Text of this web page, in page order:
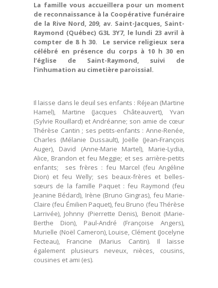
La famille vous accueillera pour un moment
de reconnaissance à la Coopérative funéraire
de la Rive Nord, 209, av. Saint-Jacques, Saint-
Raymond (Québec) G3L 3Y7, le lundi 23 avril à
compter de 8 h 30. Le service religieux sera
célébré en présence du corps à 10 h 30 en
l’église de Saint-Raymond, suivi de
l’inhumation au cimetière paroissial.
Il laisse dans le deuil ses enfants : Réjean (Martine
Hamel), Martine (Jacques Châteauvert), Yvan
(Sylvie Rouillard) et Andréanne; son amie de cœur
Thérèse Cantin ; ses petits-enfants : Anne-Renée,
Charles (Mélanie Dussault), Joëlle (Jean-François
Auger), David (Anne-Marie Martel), Marie-Lydia,
Alice, Brandon et feu Meggie; et ses arrière-petits
enfants; ses frères : feu Marcel (feu Angéline
Dion) et feu Welly; ses beaux-frères et belles-
sœurs de la famille Paquet : feu Raymond (feu
Jeanine Bédard), Irène (Bruno Gingras), feu Marie-
Claire (feu Émilien Paquet), feu Bruno (feu Thérèse
Larrivée), Johnny (Pierrette Denis), Benoit (Marie-
Berthe Dion), Paul-André (Françoise Angers),
Murielle (Noël Cameron), Louise, Clément (Jocelyne
Fecteau), Francine (Marius Cantin). Il laisse
également plusieurs neveux, nièces, cousins,
cousines et ami (es).